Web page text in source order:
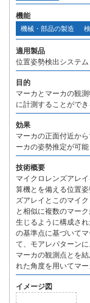
機能
機械・部品の製造
適用製品
位置姿勢検出システム
目的
マーカとマーカの観
に計測することができ
効果
マーカの正面付近か
ーカの姿勢推定が可能
技術概要
マイクロレンズアレ
算機とを備える位置
ズアレイとこのマイ
と相似に複数のマー
生じるように構成さ
の基準点に基づいて
て、モアレパターン
マーカの観測点とを
れた角度を用いてマ
イメージ図